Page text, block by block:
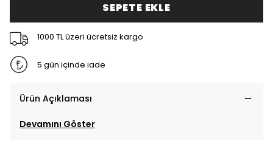
SEPETE EKLE
1000 TL üzeri ücretsiz kargo
5 gün içinde iade
Ürün Açıklaması
Devamını Göster